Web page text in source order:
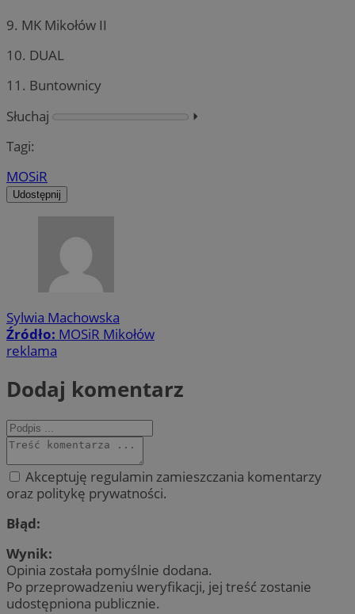
9. MK Mikołów II
10. DUAL
11. Buntownicy
Słuchaj
⏵︎
Tagi:
MOSiR
Udostępnij
Sylwia Machowska
Źródło: MOSiR Mikołów
reklama
Dodaj komentarz
Akceptuję regulamin zamieszczania komentarzy
oraz politykę prywatności.
Błąd:
Wynik:
Opinia została pomyślnie dodana.
Po przeprowadzeniu weryfikacji, jej treść zostanie
udostępniona publicznie.